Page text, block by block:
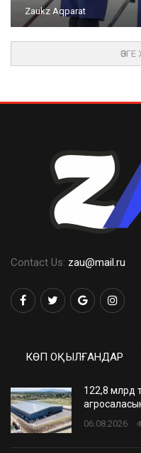
Zaukz Aqparat
Contact Us: zau@mail.ru
КӨП ОҚЫЛҒАНДАР
122,8 млрд
06.08.2026